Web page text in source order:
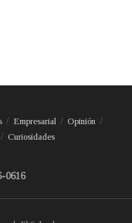
Empresarial
Opinión
Curiosidades
0616